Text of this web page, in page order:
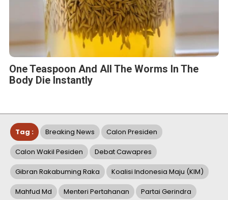
One Teaspoon And All The Worms In The
Body Die Instantly
Tag : Breaking News Calon Presiden
Calon Wakil Pesiden Debat Cawapres
Gibran Rakabuming Raka Koalisi Indonesia Maju (KIM)
Mahfud Md Menteri Pertahanan Partai Gerindra